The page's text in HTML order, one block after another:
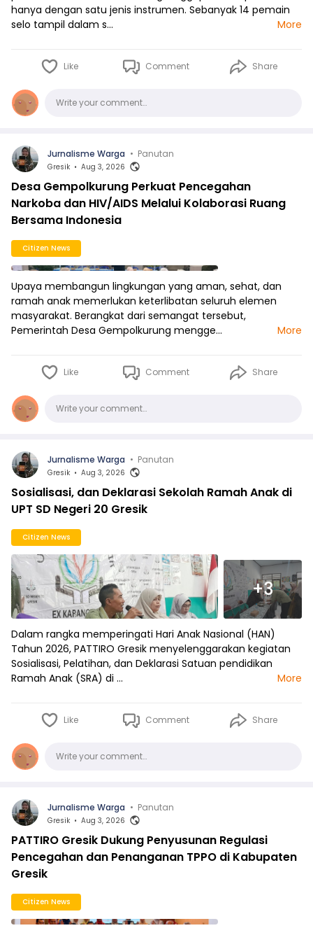
hanya dengan satu jenis instrumen. Sebanyak 14 pemain
selo tampil dalam s…
More
Like Comment Share
CommentsWrite your comment…
Jurnalisme Warga • Panutan
Gresik • Aug 3, 2026
Desa Gempolkurung Perkuat Pencegahan
Narkoba dan HIV/AIDS Melalui Kolaborasi Ruang
Bersama Indonesia
Citizen News
Upaya membangun lingkungan yang aman, sehat, dan
ramah anak memerlukan keterlibatan seluruh elemen
masyarakat. Berangkat dari semangat tersebut,
Pemerintah Desa Gempolkurung mengge…
More
Like Comment Share
CommentsWrite your comment…
Jurnalisme Warga • Panutan
Gresik • Aug 3, 2026
Sosialisasi, dan Deklarasi Sekolah Ramah Anak di
UPT SD Negeri 20 Gresik
Citizen News
+3
Dalam rangka memperingati Hari Anak Nasional (HAN)
Tahun 2026, PATTIRO Gresik menyelenggarakan kegiatan
Sosialisasi, Pelatihan, dan Deklarasi Satuan pendidikan
Ramah Anak (SRA) di …
More
Like Comment Share
CommentsWrite your comment…
Jurnalisme Warga • Panutan
Gresik • Aug 3, 2026
PATTIRO Gresik Dukung Penyusunan Regulasi
Pencegahan dan Penanganan TPPO di Kabupaten
Gresik
Citizen News